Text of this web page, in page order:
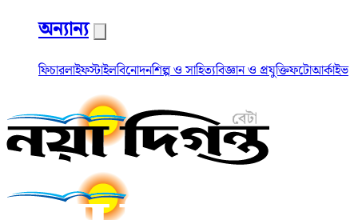
অন্যান্য
ফিচারলাইফস্টাইলবিনোদনশিল্প ও সাহিত্যবিজ্ঞান ও প্রযুক্তিফটোআর্কাইভ